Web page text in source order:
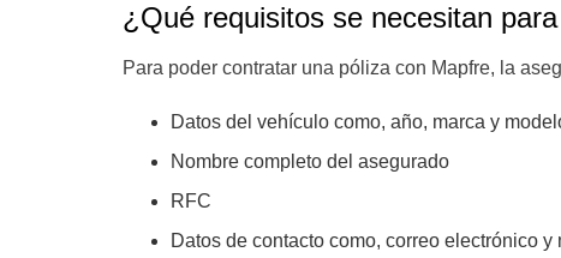
¿Qué requisitos se necesitan
Para poder contratar una póliza con Mapfre, la
Datos del vehículo como, año, marca y
Nombre completo del asegurado
RFC
Datos de contacto como, correo electrónico y